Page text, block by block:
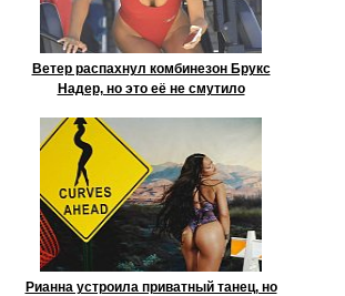
Ветер распахнул комбинезон Брукс
Надер, но это её не смутило
Рианна устроила приватный танец, но